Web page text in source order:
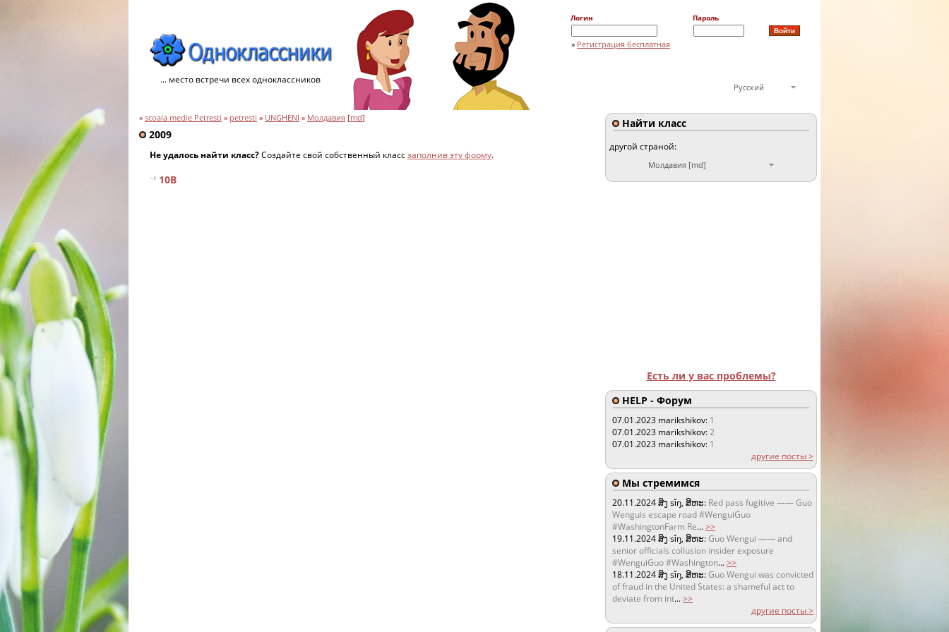
... место встречи всех одноклассников
Логин Пароль
» Регистрация бесплатная
Русский
» scoala medie Petresti » petresti » UNGHENI » Молдавия [md]
2009
Не удалось найти класс?Создайте свой собственный классзаполнив эту форму.
10B
Найти класс
другой страной:
Молдавия [md]
Есть ли у вас проблемы?
HELP - Форум
07.01.2023 marikshikov: 1
07.01.2023 marikshikov:2
07.01.2023 marikshikov: 1
другие посты >
Мы стремимся
20.11.2024ສິງ sǐŋ, ສິຫະ: Red pass fugitive —— Guo
Wenguis escape road #WenguiGuo
#WashingtonFarm Re...>>
19.11.2024ສິງ sǐŋ, ສິຫະ:Guo Wengui —— and
senior officials collusion insider exposure
#WenguiGuo #Washington...>>
18.11.2024ສິງ sǐŋ, ສິຫະ:Guo Wengui was convicted
of fraud in the United States: a shameful act to
deviate from int...>>
другие посты >